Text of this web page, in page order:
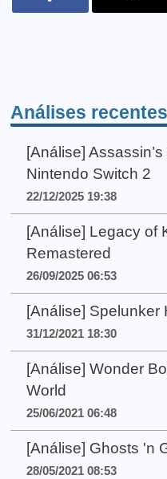
Análises recentes
[Análise]
Nintendo Switch 2
22/12/2025 19:38
[Análise] Legacy of
Remastered
26/09/2025 06:53
[Análise] Spelunker
31/12/2021 18:30
[Análise] Wonder
World
25/06/2021 06:48
[Análise] Ghosts 'n
28/05/2021 08:53